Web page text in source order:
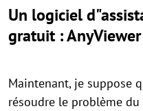
Un logiciel
gratuit : AnyViewer
Maintenant, je suppose
résoudre le problème